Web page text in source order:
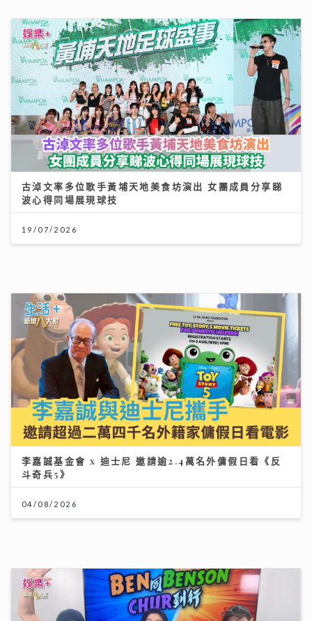
斗奇兵5》
04/08/2026
《Ben同Benson『Chur』到行》｜袁潔儀事業低潮期
世界盃決賽｜球迷逼爆黃埔美食坊直擊西班牙奪冠 300
吋巨型大屏幕睇入球勁震撼
20/07/2026